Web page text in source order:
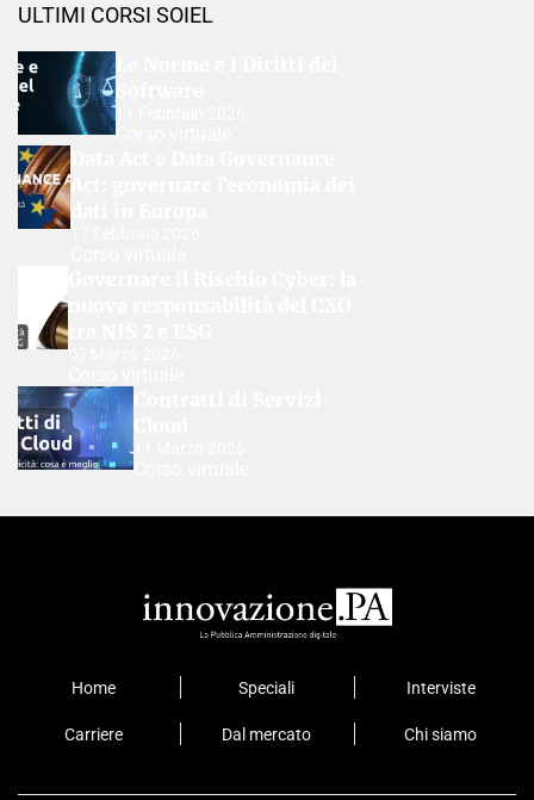
ULTIMI CORSI SOIEL
Data Act e Data Governance
Act: governare l’economia dei
dati in Europa
17 Febbraio 2026
Home Speciali Interviste
Carriere Dal mercato Chi siamo